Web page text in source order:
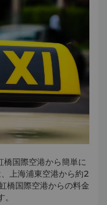
橋国際空港から簡単に
上海浦東空港から約2
橋国際空港からの料金